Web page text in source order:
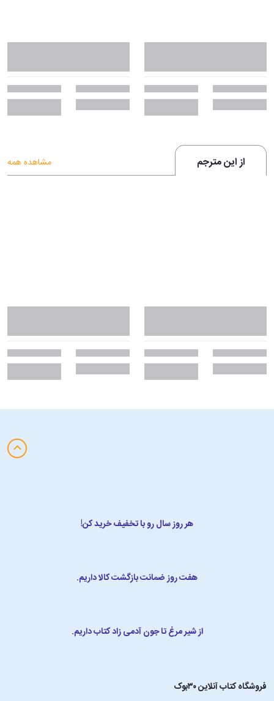
از این مترجم مشاهده همه
هر روز سال رو با تخفیف خرید کن!
هفت روز ضمانت بازگشت کالا داریم.
از شیر مرغ تا جون آدمی زاد کتاب داریم.
فروشگاه کتاب آنلاین ۳۰بوک